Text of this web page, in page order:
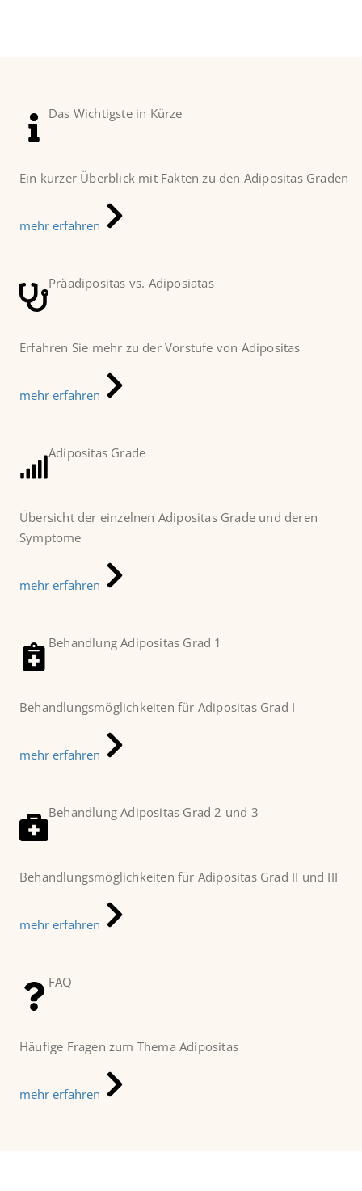
Das Wichtigste in Kürze
Ein kurzer Überblick mit Fakten zu den Adipositas Graden
mehr erfahren
Präadipositas vs. Adiposiatas
Erfahren Sie mehr zu der Vorstufe von Adipositas
mehr erfahren
Adipositas Grade
Übersicht der einzelnen Adipositas Grade und deren
Symptome
mehr erfahren
Behandlung Adipositas Grad 1
Behandlungsmöglichkeiten für Adipositas Grad I
mehr erfahren
Behandlung Adipositas Grad 2 und 3
Behandlungsmöglichkeiten für Adipositas Grad II und III
mehr erfahren
FAQ
Häufige Fragen zum Thema Adipositas
mehr erfahren